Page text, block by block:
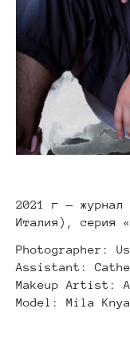
2021 г —
Италия),
Photographer:
Assistant:
Makeup Artist:
Model: Mila